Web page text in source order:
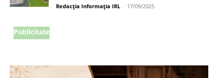
Redacția Informația IRL - 17/09/2025
Publicitate